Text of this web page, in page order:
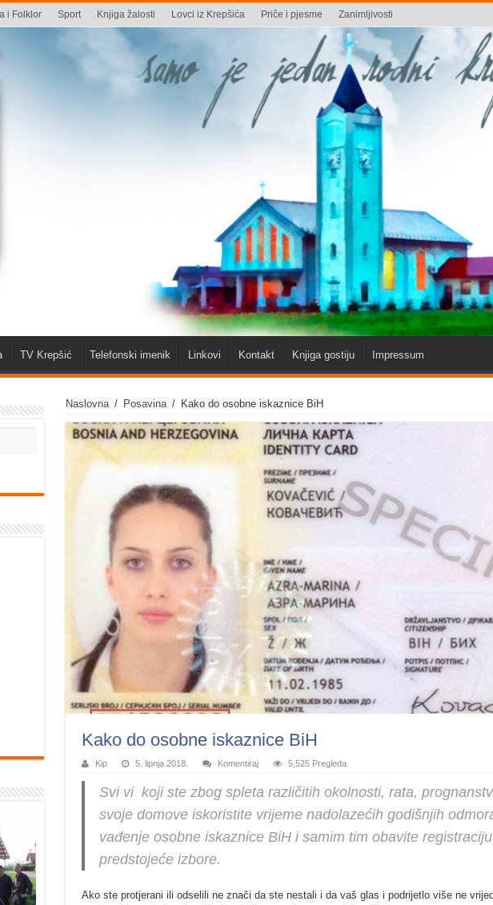
i Folklor Sport Knjiga žalosti Lovci iz Krepšića Priče i pjesme Zanimljivosti
TV Krepšić Telefonski imenik Linkovi Kontakt Knjiga gostiju Impressum
Naslovna / Posavina / Kako do osobne iskaznice BiH
Kako do osobne iskaznice BiH
Kip 5. lipnja 2018. Komentiraj 5,525 Pregleda
Svi vi koji ste zbog spleta različitih okolnosti, rata,
svoje domove iskoristite vrijeme nadolazećih godišnjih
vađenje osobne iskaznice BiH i samim tim obavite
predstojeće izbore.
Ako ste protjerani ili odselili ne znači da ste nestali i da vaš glas i podrijetlo više ne